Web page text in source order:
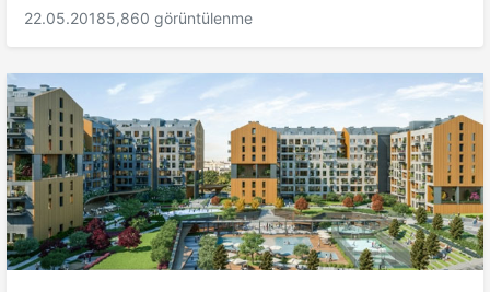
22.05.20185,860 görüntülenme